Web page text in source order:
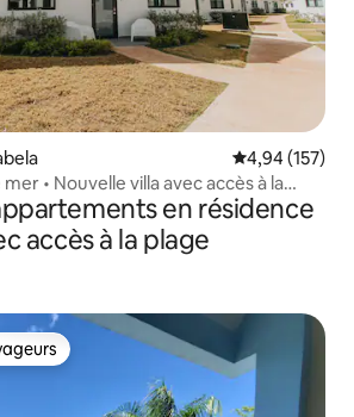
Évaluation
4,94 (157)
• Nouvelle villa avec accès à la
en résidence
accès à la plage